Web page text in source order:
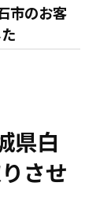
市のお客
県白
させ